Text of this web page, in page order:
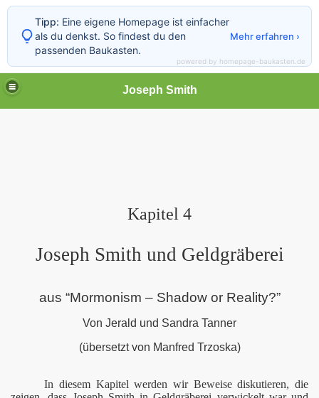
Joseph Smith
Kapitel 4
Joseph Smith und Geldgräberei
aus “Mormonism – Shadow or Reality?”
Von Jerald und Sandra Tanner
(übersetzt von Manfred Trzoska)
In diesem Kapitel werden wir Beweise diskutieren, die
Tipp: Eine eigene Homepage ist einfacher
als du denkst. So findest du den
passenden Baukasten.
Mehr erfahren ›
powered by homepage-baukasten.de